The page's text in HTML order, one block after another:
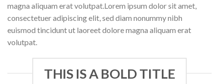
magna aliquam erat volutpat.Lorem ipsum dolor sit amet,
consectetuer adipiscing elit, sed diam nonummy nibh
euismod tincidunt ut laoreet dolore magna aliquam erat
volutpat.
THIS IS A BOLD TITLE